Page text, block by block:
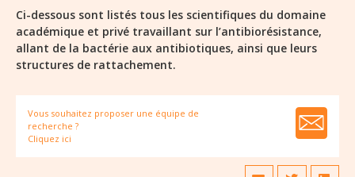
Ci-dessous sont listés tous les scientifiques du domaine
académique et privé travaillant sur l’antibiorésistance,
allant de la bactérie aux antibiotiques, ainsi que leurs
structures de rattachement.
Vous souhaitez proposer une équipe de
recherche ?
Cliquez ici